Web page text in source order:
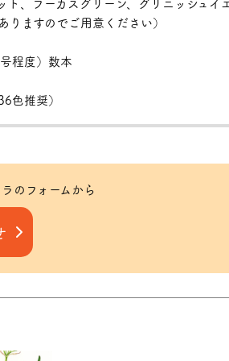
りますのでご用意ください）
程度）数本
色推奨）
のフォームから